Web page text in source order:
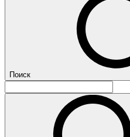
Поиск